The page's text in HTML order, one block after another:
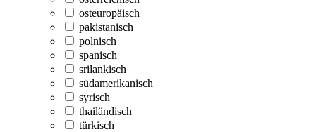
osteuropäisch
pakistanisch
polnisch
spanisch
srilankisch
südamerikanisch
syrisch
thailändisch
türkisch